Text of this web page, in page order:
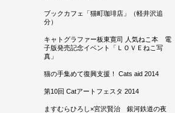
ブックカフェ「猫町珈琲店」（軽井沢追
分）
キャトグラファー板東寛司 人気ねこ本 電
子版発売記念イベント「ＬＯＶＥねこ写
真」
猫の手集めて復興支援！ Cats aid 2014
第10回 Catアートフェスタ 2014
ますむらひろし×宮沢賢治 銀河鉄道の夜